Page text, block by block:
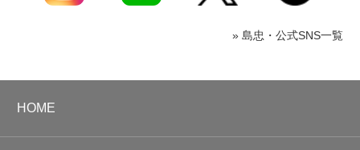
» 島忠・公式SNS一覧
HOME